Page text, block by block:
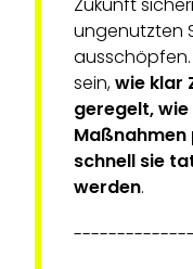
ungenutzten
sein,wie klar
geregelt,
schnell sie
werden.